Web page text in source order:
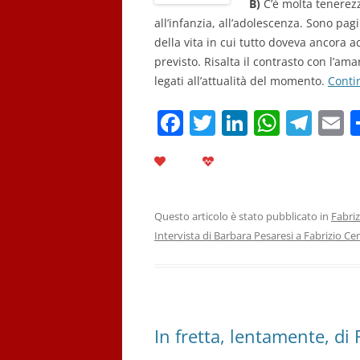
B) C’è molta
all’infanzia, all’adolescenza. Sono
della vita in cui tutto doveva ancora
previsto. Risalta il contrasto con
legati all’attualità del momento.
F
b
o
T Li
dI
n
W
A
p
T
a
m
E
Questo articolo è stato pubblicato in
Intervista di Barbara Pesaresi a Fabrizio
In fretta, lentamente, di